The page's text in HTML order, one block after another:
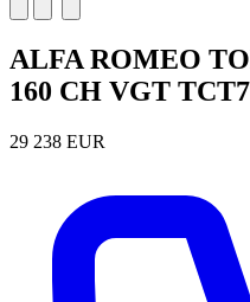
ALFA ROMEO
160 CH VGT
29 238 EUR